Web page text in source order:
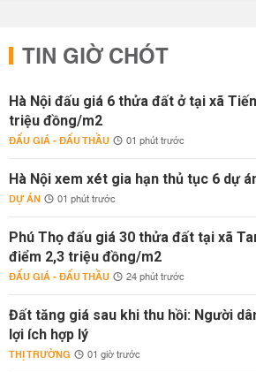
TIN GIỜ CHÓT
Hà Nội đấu giá 6 thửa đất ở tại xã
triệu đồng/m2
ĐẤU GIÁ - ĐẤU THẦU 01 phút trước
Hà Nội xem xét gia hạn thủ tục 6 dự
DỰ ÁN 01 phút trước
Phú Thọ đấu giá 30 thửa đất tại xã
điểm 2,3 triệu đồng/m2
ĐẤU GIÁ - ĐẤU THẦU 24 phút trước
Đất tăng giá sau khi thu hồi: Người
lợi ích hợp lý
THỊ TRƯỜNG 01 giờ trước